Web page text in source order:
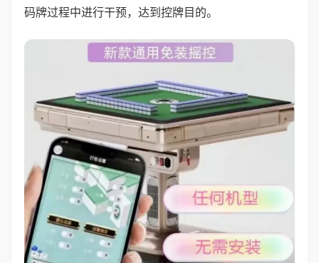
码牌过程中进行干预，达到控牌目的。